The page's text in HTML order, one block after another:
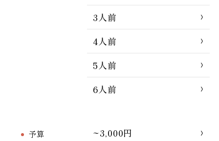
3人前
4人前
5人前
6人前
予算
~3,000円